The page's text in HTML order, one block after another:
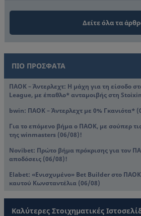
Δείτε όλα τα
ΠΙΟ ΠΡΟΣΦΑΤΑ
ΠΑΟΚ – Άντερλεχτ: Η μάχη για τη είσοδο
League, με έπαθλο* ανταμοιβής στη
bwin: ΠΑΟΚ – Άντερλεχτ με 0% Γκανιότα*
Για το επόμενο βήμα ο ΠΑΟΚ, με σούπερ
της winmasters (06/08)!
Novibet: Πρώτο βήμα πρόκρισης για τον
αποδόσεις (06/08)!
Elabet: «Ενισχυμένο» Bet Builder στο ΠΑΟΚ
καυτού Κωνσταντέλια (06/08)
Καλύτερες Στοιχηματικές